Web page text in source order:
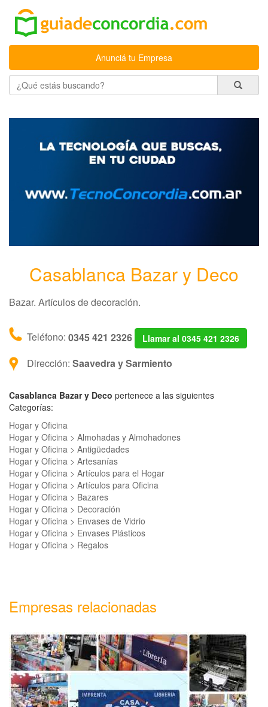
Anunciá tu Empresa
Casablanca Bazar y Deco
Bazar. Artículos de decoración.
Teléfono: 0345 421 2326 Llamar al 0345 421 2326
Dirección: Saavedra y Sarmiento
Casablanca Bazar y Deco pertenece a las siguientes
Categorías:
Hogar y Oficina
Hogar y Oficina > Almohadas y Almohadones
Hogar y Oficina > Antigüedades
Hogar y Oficina > Artesanías
Hogar y Oficina > Artículos para el Hogar
Hogar y Oficina > Artículos para Oficina
Hogar y Oficina > Bazares
Hogar y Oficina > Decoración
Hogar y Oficina > Envases de Vidrio
Hogar y Oficina > Envases Plásticos
Hogar y Oficina > Regalos
Empresas relacionadas